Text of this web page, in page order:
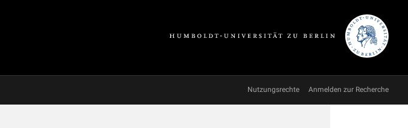
Nutzungsrechte Anmelden zur Recherche